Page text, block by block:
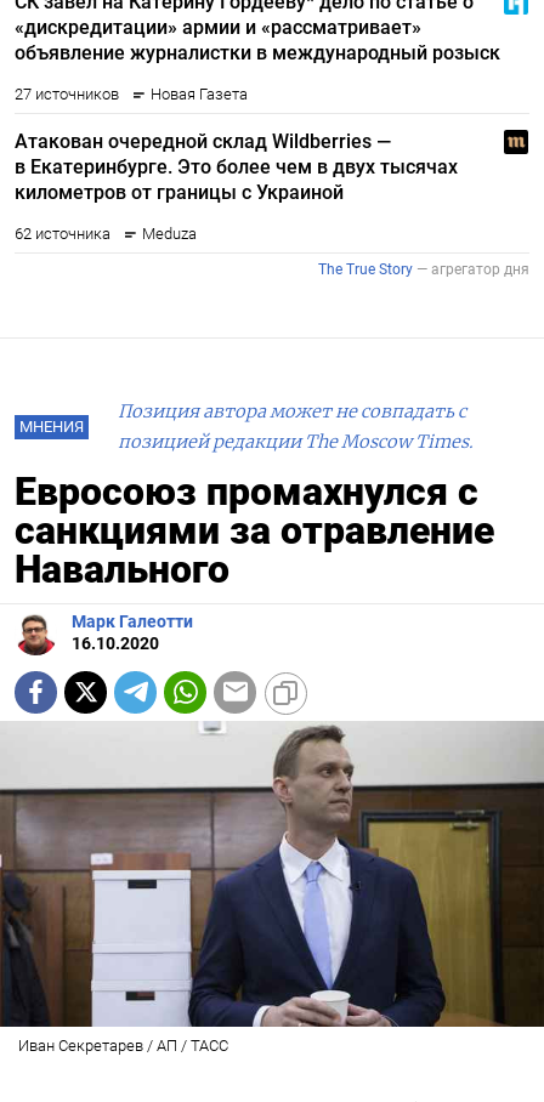
МНЕНИЯ
Позиция автора может не совпадать с
позицией редакции The Moscow Times.
Евросоюз промахнулся с
санкциями за отравление
Навального
Марк Галеотти
16.10.2020
Иван Секретарев / АП / ТАСС